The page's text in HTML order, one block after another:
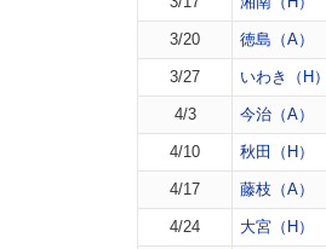
3/20 徳島（A）
3/27 いわき（H
4/3 今治（A）
4/10 秋田（H）
4/17 藤枝（A）
4/24 大宮（H）